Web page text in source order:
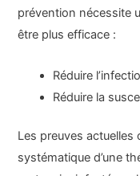
prévention nécessite
être plus efficace :
Réduire
Réduire la
Les preuves actuelles
systématique d’une